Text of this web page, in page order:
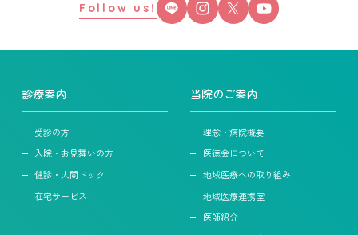
Follow us!
診療案内
受診の方
入院・お見舞いの方
健診・人間ドック
在宅サービス
当院のご案内
理念・病院概要
医徳会について
地域医療への取り組み
地域医療連携室
医師紹介